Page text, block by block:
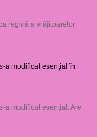
regină a vrăjitoarelor
a modificat esențial în
a modificat esențial. Are